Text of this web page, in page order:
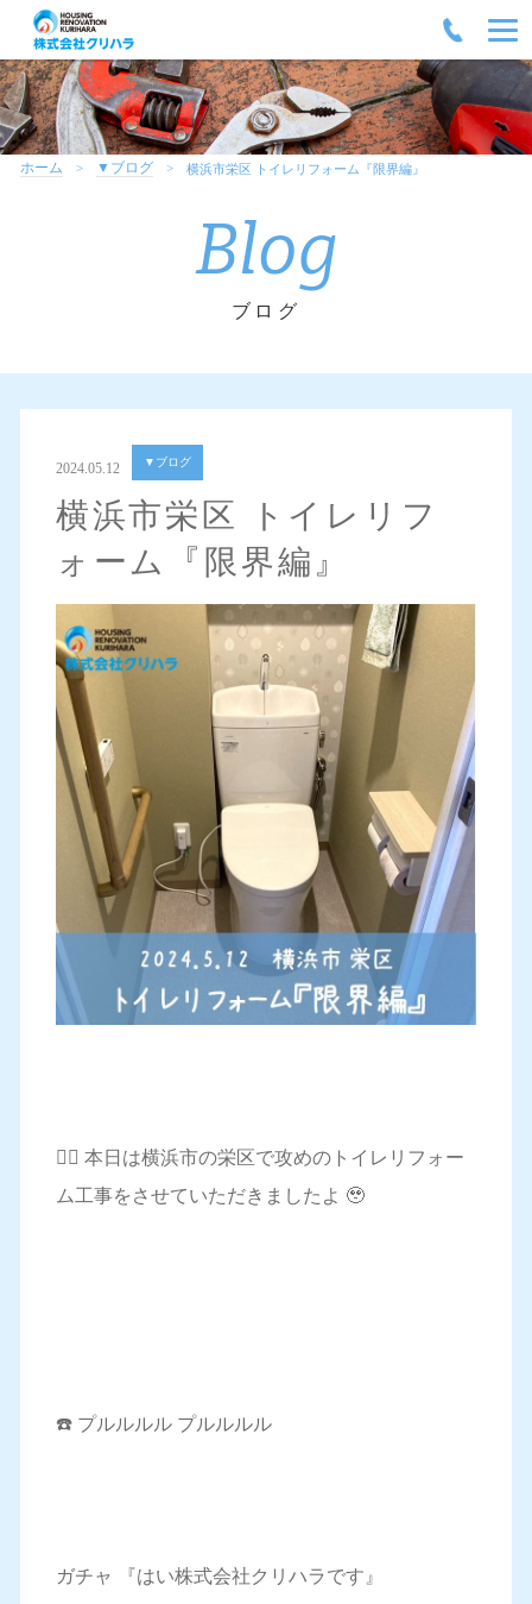
ホーム ▼ブログ 横浜市栄区 トイレリフォーム『限界編』
Blog
ブログ
2024.05.12 ▼ブログ
横浜市栄区 トイレリフ
ォーム『限界編』
💁‍♀️ 本日は横浜市の栄区で攻めのトイレリフォー
ム工事をさせていただきましたよ 🥹
☎️ プルルルル プルルルル
ガチャ 『はい株式会社クリハラです』